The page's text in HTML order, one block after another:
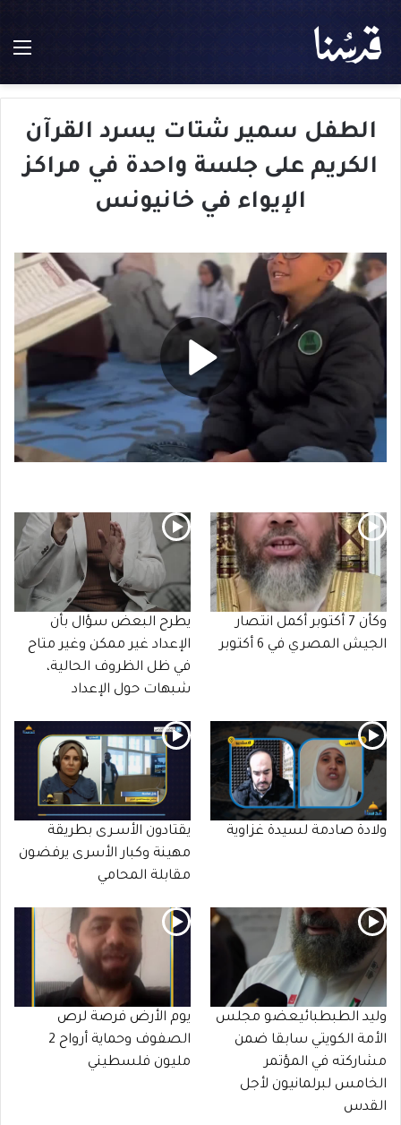
الطفل سمير شتات يسرد القرآن
الكريم على جلسة واحدة في مراكز
الإيواء في خانيونس
وكأن 7 أكتوبر أكمل انتصار
الجيش المصري في 6 أكتوبر
يطرح البعض سؤال بأن
الإعداد غير ممكن وغير متاح
في ظل الظروف الحالية،
شبهات حول الإعداد
ولادة صادمة لسيدة غزاوية
يقتادون الأسـرى بطريقة
مهينة وكبار الأسرى يرفضون
مقابلة المحامي
وليد الطبطبائيعضو مجلس
الأمة الكويتي سابقا ضمن
مشاركته في المؤتمر
الخامس لبرلمانيون لأجل
القدس
يوم الأرض فرصة لرص
الصفوف وحماية أرواح 2
مليون فلسطيني